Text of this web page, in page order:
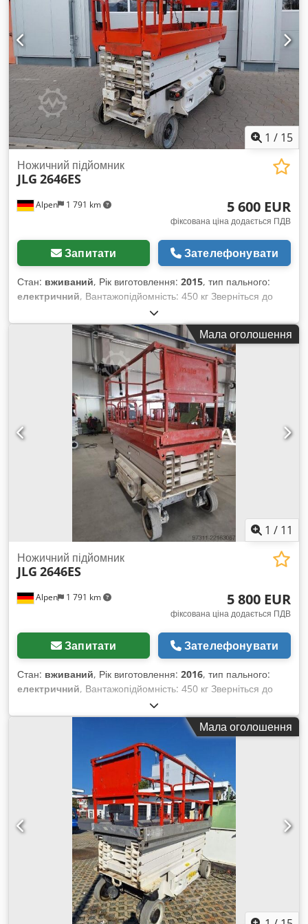
1 / 15
Alpen 1 791 km
Ножичний підйомник
JLG 2646ES
5 600 EUR
фіксована ціна додається ПДВ
Запитати Зателефонувати
Стан: вживаний, Рік виготовлення: 2015, тип пального:
електричний, Вантажопідйомність: 450 кг Зверніться до
Центру вживаного обладнання для отримання додаткової
інформації. Cjdpfx Aezfpdgsh Eerf
Мала оголошення
1 / 11
Alpen 1 791 km
Ножичний підйомник
JLG 2646ES
5 800 EUR
фіксована ціна додається ПДВ
Запитати Зателефонувати
Стан: вживаний, Рік виготовлення: 2016, тип пального:
електричний, Вантажопідйомність: 450 кг Зверніться до
Центру вживаного обладнання для отримання додаткової
інформації. Crodpfozfnx Njx Ah Eef
Мала оголошення